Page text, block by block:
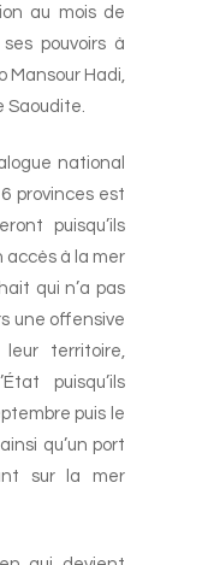
au mois de
pouvoirs à
Mansour Hadi,
Saoudite.
national
provinces est
puisqu’ils
à la mer
qui n’a pas
une offensive
territoire,
puisqu’ils
puis le
qu’un port
sur la mer